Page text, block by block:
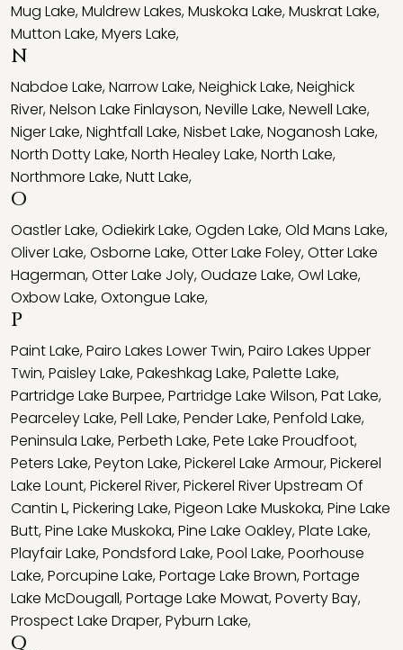
Mug Lake,Muldrew Lakes,Muskoka Lake,Muskrat Lake,
Mutton Lake,Myers Lake,
N
Nabdoe Lake,Narrow Lake,Neighick Lake,Neighick
River,Nelson Lake Finlayson,Neville Lake,Newell Lake,
Niger Lake,Nightfall Lake,Nisbet Lake,Noganosh Lake,
North Dotty Lake,North Healey Lake,North Lake,
Northmore Lake,Nutt Lake,
O
Oastler Lake,Odiekirk Lake,Ogden Lake,Old Mans Lake,
Oliver Lake,Osborne Lake,Otter Lake Foley,Otter Lake
Hagerman,Otter Lake Joly,Oudaze Lake,Owl Lake,
Oxbow Lake,Oxtongue Lake,
P
Paint Lake,Pairo Lakes Lower Twin,Pairo Lakes Upper
Twin,Paisley Lake,Pakeshkag Lake,Palette Lake,
Partridge Lake Burpee,Partridge Lake Wilson,Pat Lake,
Pearceley Lake,Pell Lake,Pender Lake,Penfold Lake,
Peninsula Lake,Perbeth Lake,Pete Lake Proudfoot,
Peters Lake,Peyton Lake,Pickerel Lake Armour,Pickerel
Lake Lount,Pickerel River,Pickerel River Upstream Of
Cantin L,Pickering Lake,Pigeon Lake Muskoka,Pine Lake
Butt,Pine Lake Muskoka,Pine Lake Oakley,Plate Lake,
Playfair Lake,Pondsford Lake,Pool Lake,Poorhouse
Lake,Porcupine Lake,Portage Lake Brown,Portage
Lake McDougall,Portage Lake Mowat,Poverty Bay,
Prospect Lake Draper,Pyburn Lake,
Q